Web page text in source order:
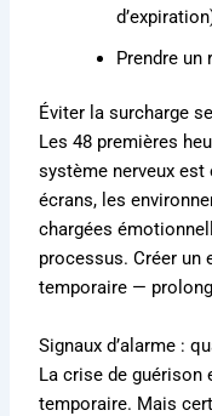
Prendre un
Éviter la surcharge
Les 48 premières
système nerveux est
écrans, les
chargées
processus. Créer un
temporaire —
Signaux d’alarme :
La crise de guérison
temporaire. Mais